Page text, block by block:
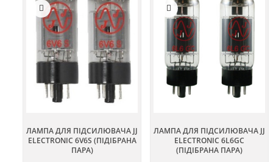
ЛАМПА ДЛЯ ПІДСИЛЮВАЧА JJ
ELECTRONIC 6V6S (ПІДІБРАНА
ПАРА)
ЛАМПА ДЛЯ ПІДСИЛЮВАЧА JJ
ELECTRONIC 6L6GC
(ПІДІБРАНА ПАРА)